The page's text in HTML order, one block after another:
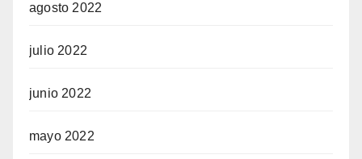
agosto 2022
julio 2022
junio 2022
mayo 2022